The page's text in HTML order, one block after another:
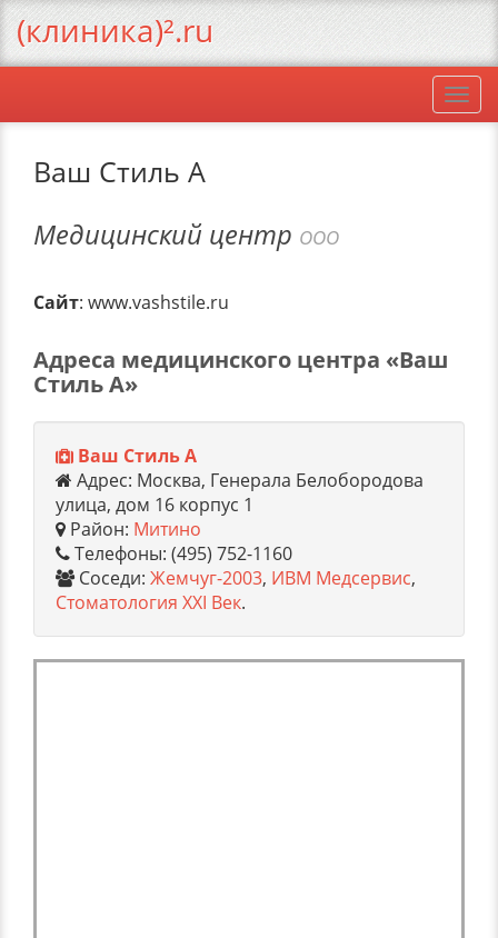
Ваш Стиль А
Медицинский центр ООО
Сайт: www.vashstile.ru
Адреса медицинского центра «Ваш
Стиль А»
Ваш Стиль А
Адрес: Москва, Генерала Белобородова
улица, дом 16 корпус 1
Район: Митино
Телефоны: (495) 752-1160
Соседи: Жемчуг-2003, ИВМ Медсервис,
Стоматология XXI Век.
(клиника)².ru